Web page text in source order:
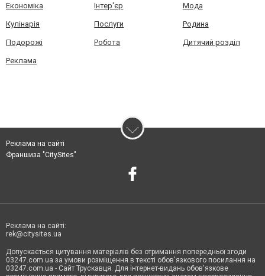
Економіка Інтер'єр Мода
Кулінарія Послуги Родина
Подорожі Робота Дитячий розділ
Реклама
Реклама на сайті
Франшиза "CitySites"
Реклама на сайті:
rek@citysites.ua
Допускається цитування матеріалів без отримання попередньої згоди
03247.com.ua за умови розміщення в тексті обов'язкового посилання на
03247.com.ua - Сайт Трускавця. Для інтернет-видань обов'язкове